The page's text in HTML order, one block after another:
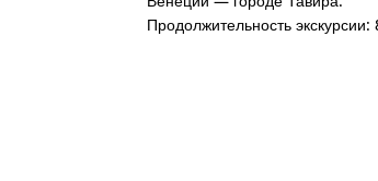
Продолжительность экскурсии: